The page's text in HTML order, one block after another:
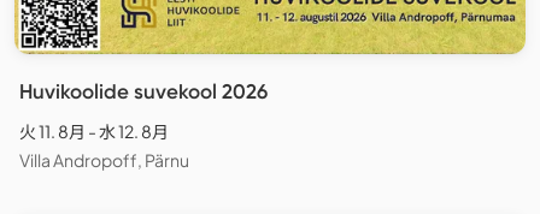
Huvikoolide suvekool 2026
火 11. 8月 - 水 12. 8月
Villa Andropoff, Pärnu